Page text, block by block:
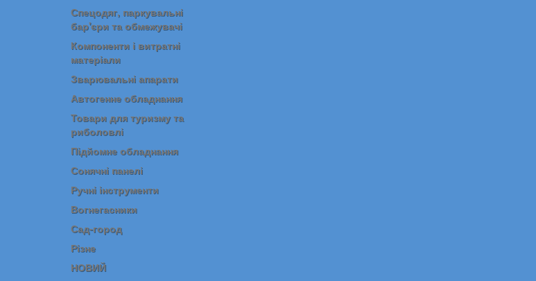
Спецодяг, паркувальні
бар'єри та обмежувачі
Компоненти і витратні
матеріали
Зварювальні апарати
Автогенне обладнання
Товари для туризму та
риболовлі
Підйомне обладнання
Сонячні панелі
Ручні інструменти
Вогнегасники
Сад-город
Різне
НОВИЙ